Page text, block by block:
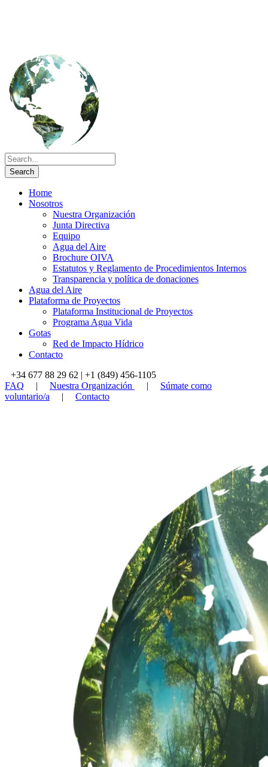
Home
Nosotros
Nuestra Organización
Junta Directiva
Equipo
Agua del Aire
Brochure OIVA
Estatutos y Reglamento de Procedimientos Internos
Transparencia y política de donaciones
Agua del Aire
Plataforma de Proyectos
Plataforma Institucional de Proyectos
Programa Agua Vida
Gotas
Red de Impacto Hídrico
Contacto
+34 677 88 29 62 | +1 (849) 456-1105
FAQ
| Nuestra Organización |
Súmate como
voluntario/a
| Contacto